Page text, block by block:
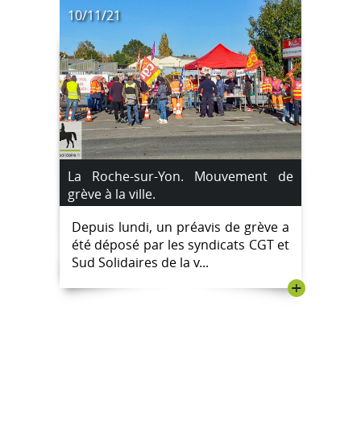
10/11/21
La Roche-sur-Yon. Mouvement de
grève à la ville.
Depuis lundi, un préavis de grève a
été déposé par les syndicats CGT et
Sud Solidaires de la v...
+